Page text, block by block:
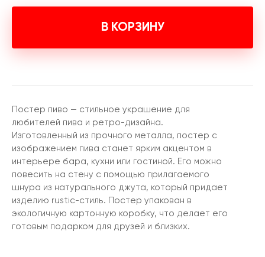
В КОРЗИНУ
Постер пиво — стильное украшение для
любителей пива и ретро-дизайна.
Изготовленный из прочного металла, постер с
изображением пива станет ярким акцентом в
интерьере бара, кухни или гостиной. Его можно
повесить на стену с помощью прилагаемого
шнура из натурального джута, который придает
изделию rustic-стиль. Постер упакован в
экологичную картонную коробку, что делает его
готовым подарком для друзей и близких.